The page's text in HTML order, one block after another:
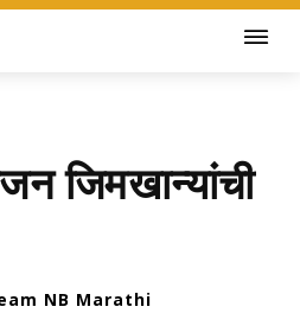
जिमखान्यांची
NB Marathi